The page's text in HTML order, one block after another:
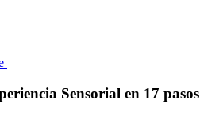
Sensorial en 17 pasos